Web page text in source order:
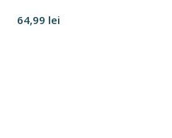
64,99 lei